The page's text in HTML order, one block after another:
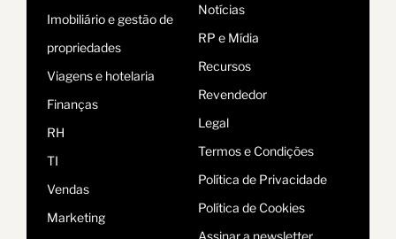
Imobiliário e gestão de
propriedades
Viagens e hotelaria
Finanças
RH
TI
Vendas
Marketing
Notícias
RP e Mídia
Recursos
Revendedor
Legal
Termos e Condições
Política de Privacidade
Política de Cookies
Assinar a newsletter